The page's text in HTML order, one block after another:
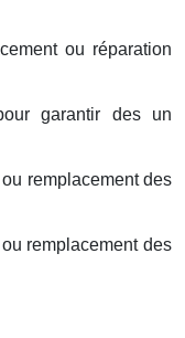
ou réparation
garantir des un
remplacement des
remplacement des